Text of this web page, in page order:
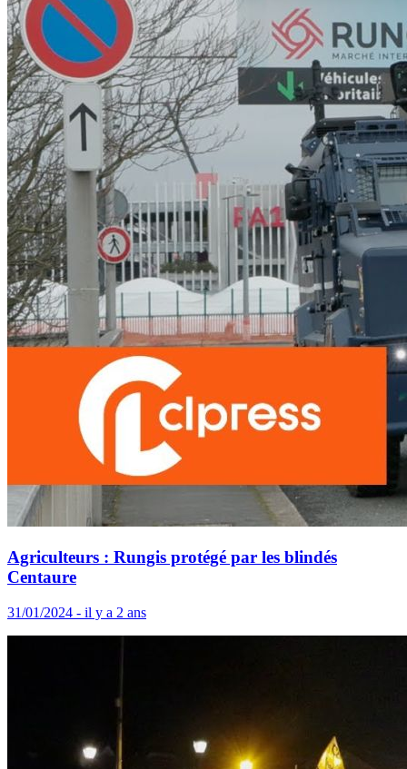
Agriculteurs : Rungis protégé par les blindés
Centaure
31/01/2024 - il y a 2 ans